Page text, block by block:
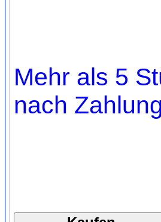
Mehr als 5
nach